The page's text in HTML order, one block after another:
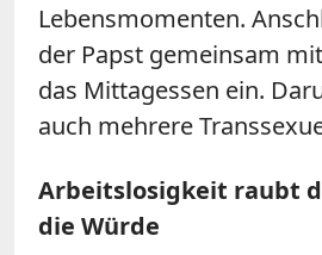
Lebensmomenten.
der Papst gemeinsam
das Mittagessen ein.
auch mehrere
Arbeitslosigkeit raubt
die Würde